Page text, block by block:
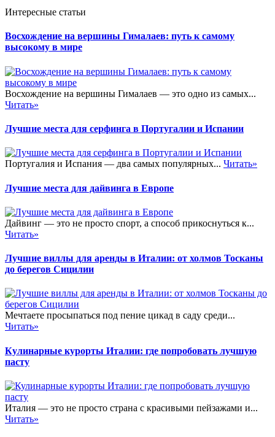
Интересные статьи
Восхождение на вершины Гималаев: путь к самому
высокому в мире
Восхождение на вершины Гималаев — это одно из самых...
Читать»
Лучшие места для серфинга в Португалии и Испании
Португалия и Испания — два самых популярных... Читать»
Лучшие места для дайвинга в Европе
Дайвинг — это не просто спорт, а способ прикоснуться к...
Читать»
Лучшие виллы для аренды в Италии: от холмов Тосканы
до берегов Сицилии
Мечтаете просыпаться под пение цикад в саду среди...
Читать»
Кулинарные курорты Италии: где попробовать лучшую
пасту
Италия — это не просто страна с красивыми пейзажами и...
Читать»